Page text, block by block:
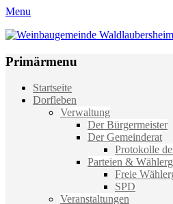
Menu
Weinbaugemeinde Waldlaubersheim
Primärmenu
Weiter
zum
Startseite
Dorfleben
Verwaltung
Der Bürgermeister
Der Gemeinderat
Protokolle
Parteien &
Freie
SPD
Veranstaltungen